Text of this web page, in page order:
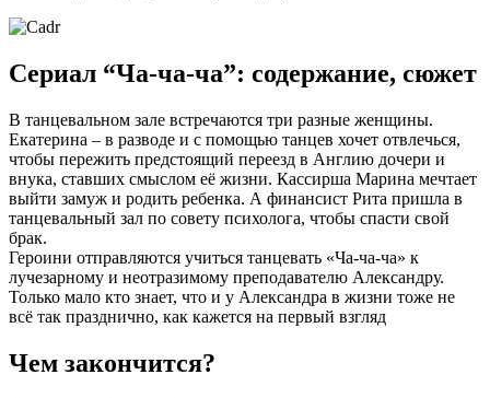
Сериал “Ча-ча-ча”: содержание, сюжет
В танцевальном зале встречаются три разные женщины.
Екатерина – в разводе и с помощью танцев хочет отвлечься,
чтобы пережить предстоящий переезд в Англию дочери и
внука, ставших смыслом её жизни. Кассирша Марина мечтает
выйти замуж и родить ребенка. А финансист Рита пришла в
танцевальный зал по совету психолога, чтобы спасти свой
брак.
Героини отправляются учиться танцевать «Ча-ча-ча» к
лучезарному и неотразимому преподавателю Александру.
Только мало кто знает, что и у Александра в жизни тоже не
всё так празднично, как кажется на первый взгляд
Чем закончится?